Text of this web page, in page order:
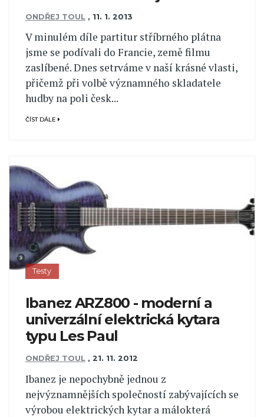
ONDŘEJ TOUL , 11. 1. 2013
V minulém díle partitur stříbrného plátna
jsme se podívali do Francie, země filmu
zaslíbené. Dnes setrváme v naší krásné vlasti,
přičemž při volbě významného skladatele
hudby na poli česk...
ČÍST DÁLE
Testy
Ibanez ARZ800 - moderní a
univerzální elektrická kytara
typu Les Paul
ONDŘEJ TOUL , 21. 11. 2012
Ibanez je nepochybně jednou z
nejvýznamnějších společností zabývajících se
výrobou elektrických kytar a málokterá